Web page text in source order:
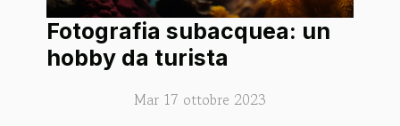
Fotografia subacquea: un
hobby da turista
Mar 17 ottobre 2023